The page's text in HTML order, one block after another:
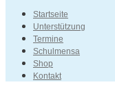
Startseite
Unterstützung
Termine
Schulmensa
Shop
Kontakt